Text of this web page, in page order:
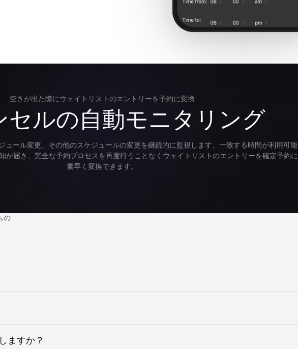
空きが出た際にウェイトリストのエントリーを予約に変換
セルの自動モニタリング
ュール変更、その他のスケジュールの変更を継続的に監視します。一致する時間が利用可能
が届き、完全な予約プロセスを再度行うことなくウェイトリストのエントリーを確定予約に
素早く変換できます。
の
ますか？